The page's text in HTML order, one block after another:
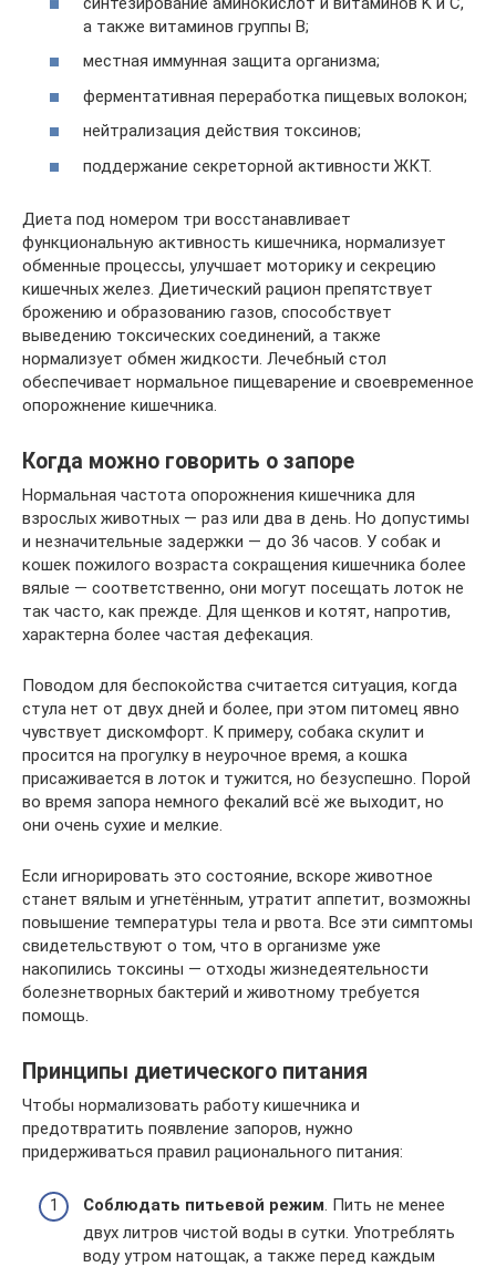
а также витаминов группы B;
местная иммунная защита организма;
ферментативная переработка пищевых волокон;
нейтрализация действия токсинов;
поддержание секреторной активности ЖКТ.
Диета под номером три восстанавливает
функциональную активность кишечника, нормализует
обменные процессы, улучшает моторику и секрецию
кишечных желез. Диетический рацион препятствует
брожению и образованию газов, способствует
выведению токсических соединений, а также
нормализует обмен жидкости. Лечебный стол
обеспечивает нормальное пищеварение и своевременное
опорожнение кишечника.
Когда можно говорить о запоре
Нормальная частота опорожнения кишечника для
взрослых животных — раз или два в день. Но допустимы
и незначительные задержки — до 36 часов. У собак и
кошек пожилого возраста сокращения кишечника более
вялые — соответственно, они могут посещать лоток не
так часто, как прежде. Для щенков и котят, напротив,
характерна более частая дефекация.
Поводом для беспокойства считается ситуация, когда
стула нет от двух дней и более, при этом питомец явно
чувствует дискомфорт. К примеру, собака скулит и
просится на прогулку в неурочное время, а кошка
присаживается в лоток и тужится, но безуспешно. Порой
во время запора немного фекалий всё же выходит, но
они очень сухие и мелкие.
Если игнорировать это состояние, вскоре животное
станет вялым и угнетённым, утратит аппетит, возможны
повышение температуры тела и рвота. Все эти симптомы
свидетельствуют о том, что в организме уже
накопились токсины — отходы жизнедеятельности
болезнетворных бактерий и животному требуется
помощь.
Принципы диетического питания
Чтобы нормализовать работу кишечника и
предотвратить появление запоров, нужно
придерживаться правил рационального питания:
Соблюдать питьевой режим. Пить не менее
двух литров чистой воды в сутки. Употреблять
воду утром натощак, а также перед каждым